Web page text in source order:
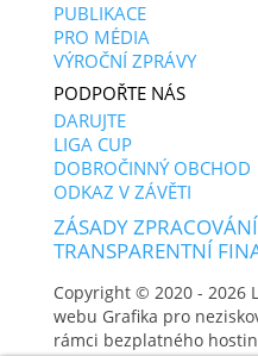
PUBLIKACE
PRO MÉDIA
VÝROČNÍ ZPRÁVY
PODPOŘTE NÁS
DARUJTE
LIGA CUP
DOBROČINNÝ OBCHOD
ODKAZ V ZÁVĚTI
ZÁSADY
TRANSPARENTNÍ
Copyright © 2020 - 2026
webu Grafika pro
rámci bezplatného